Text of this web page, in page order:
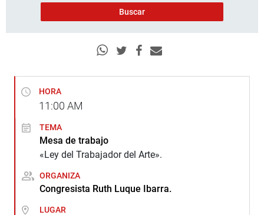
HORA
11:00 AM
TEMA
Mesa de trabajo
«Ley del Trabajador del Arte».
ORGANIZA
Congresista Ruth Luque Ibarra.
LUGAR